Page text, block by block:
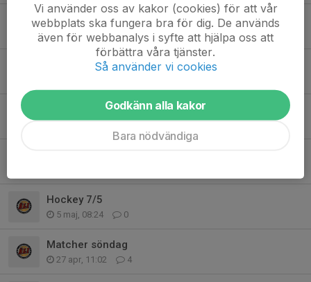
Uppstartsläger och säsongsstart
21 jul, 16:57 0
Träningstider 26/27
P14 - verksamhetsåret 2025/2026
25 maj, 20:34 2
Hockey 7/5
5 maj, 08:24 0
Matcher söndag
27 apr, 11:02 4
Vi använder oss av kakor (cookies) för att vår
webbplats ska fungera bra för dig. De används
även för webbanalys i syfte att hjälpa oss att
förbättra våra tjänster.
Så använder vi cookies
Godkänn alla kakor
Bara nödvändiga